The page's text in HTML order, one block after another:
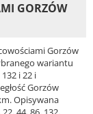
GORZÓW
Gorzów
wariantu
i 22 i
Gorzów
Opisywana